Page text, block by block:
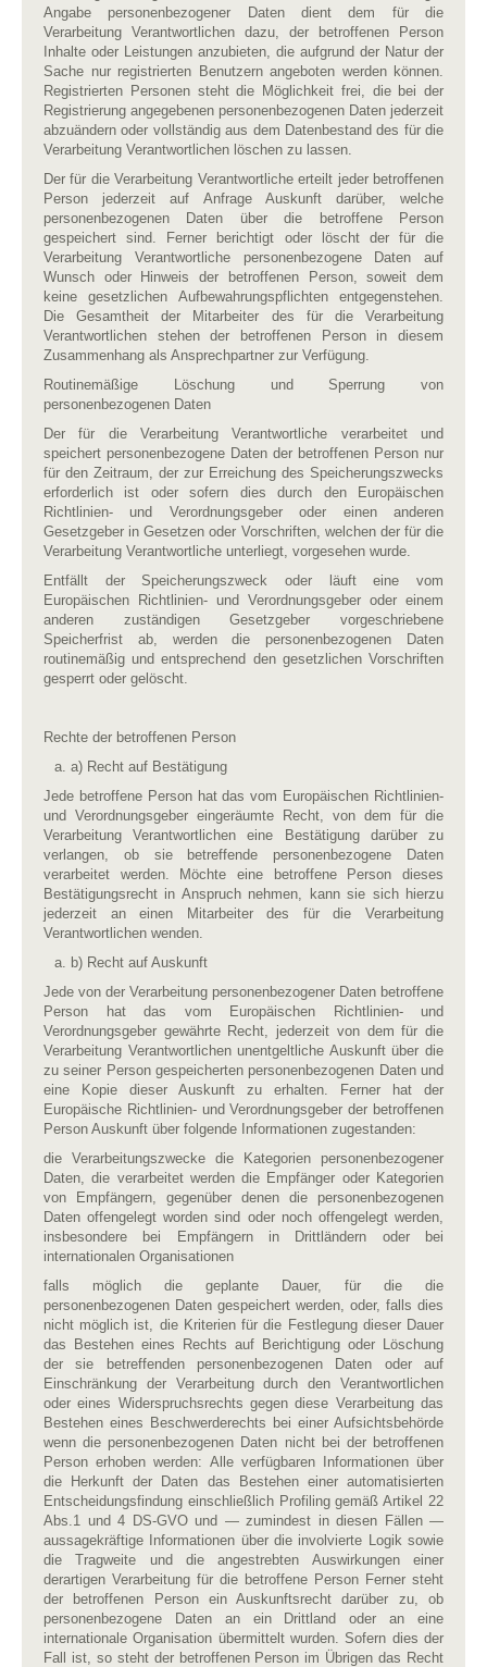
Angabe personenbezogener Daten dient dem für die
Verarbeitung Verantwortlichen dazu, der betroffenen Person
Inhalte oder Leistungen anzubieten, die aufgrund der Natur der
Sache nur registrierten Benutzern angeboten werden können.
Registrierten Personen steht die Möglichkeit frei, die bei der
Registrierung angegebenen personenbezogenen Daten jederzeit
abzuändern oder vollständig aus dem Datenbestand des für die
Verarbeitung Verantwortlichen löschen zu lassen.
Der für die Verarbeitung Verantwortliche erteilt jeder betroffenen
Person jederzeit auf Anfrage Auskunft darüber, welche
personenbezogenen Daten über die betroffene Person
gespeichert sind. Ferner berichtigt oder löscht der für die
Verarbeitung Verantwortliche personenbezogene Daten auf
Wunsch oder Hinweis der betroffenen Person, soweit dem
keine gesetzlichen Aufbewahrungspflichten entgegenstehen.
Die Gesamtheit der Mitarbeiter des für die Verarbeitung
Verantwortlichen stehen der betroffenen Person in diesem
Zusammenhang als Ansprechpartner zur Verfügung.
Routinemäßige Löschung und Sperrung von
personenbezogenen Daten
Der für die Verarbeitung Verantwortliche verarbeitet und
speichert personenbezogene Daten der betroffenen Person nur
für den Zeitraum, der zur Erreichung des Speicherungszwecks
erforderlich ist oder sofern dies durch den Europäischen
Richtlinien- und Verordnungsgeber oder einen anderen
Gesetzgeber in Gesetzen oder Vorschriften, welchen der für die
Verarbeitung Verantwortliche unterliegt, vorgesehen wurde.
Entfällt der Speicherungszweck oder läuft eine vom
Europäischen Richtlinien- und Verordnungsgeber oder einem
anderen zuständigen Gesetzgeber vorgeschriebene
Speicherfrist ab, werden die personenbezogenen Daten
routinemäßig und entsprechend den gesetzlichen Vorschriften
gesperrt oder gelöscht.
Rechte der betroffenen Person
a) Recht auf Bestätigung
Jede betroffene Person hat das vom Europäischen Richtlinien-
und Verordnungsgeber eingeräumte Recht, von dem für die
Verarbeitung Verantwortlichen eine Bestätigung darüber zu
verlangen, ob sie betreffende personenbezogene Daten
verarbeitet werden. Möchte eine betroffene Person dieses
Bestätigungsrecht in Anspruch nehmen, kann sie sich hierzu
jederzeit an einen Mitarbeiter des für die Verarbeitung
Verantwortlichen wenden.
b) Recht auf Auskunft
Jede von der Verarbeitung personenbezogener Daten betroffene
Person hat das vom Europäischen Richtlinien- und
Verordnungsgeber gewährte Recht, jederzeit von dem für die
Verarbeitung Verantwortlichen unentgeltliche Auskunft über die
zu seiner Person gespeicherten personenbezogenen Daten und
eine Kopie dieser Auskunft zu erhalten. Ferner hat der
Europäische Richtlinien- und Verordnungsgeber der betroffenen
Person Auskunft über folgende Informationen zugestanden:
die Verarbeitungszwecke die Kategorien personenbezogener
Daten, die verarbeitet werden die Empfänger oder Kategorien
von Empfängern, gegenüber denen die personenbezogenen
Daten offengelegt worden sind oder noch offengelegt werden,
insbesondere bei Empfängern in Drittländern oder bei
internationalen Organisationen
falls möglich die geplante Dauer, für die die
personenbezogenen Daten gespeichert werden, oder, falls dies
nicht möglich ist, die Kriterien für die Festlegung dieser Dauer
das Bestehen eines Rechts auf Berichtigung oder Löschung
der sie betreffenden personenbezogenen Daten oder auf
Einschränkung der Verarbeitung durch den Verantwortlichen
oder eines Widerspruchsrechts gegen diese Verarbeitung das
Bestehen eines Beschwerderechts bei einer Aufsichtsbehörde
wenn die personenbezogenen Daten nicht bei der betroffenen
Person erhoben werden: Alle verfügbaren Informationen über
die Herkunft der Daten das Bestehen einer automatisierten
Entscheidungsfindung einschließlich Profiling gemäß Artikel 22
Abs.1 und 4 DS-GVO und — zumindest in diesen Fällen —
aussagekräftige Informationen über die involvierte Logik sowie
die Tragweite und die angestrebten Auswirkungen einer
derartigen Verarbeitung für die betroffene Person Ferner steht
der betroffenen Person ein Auskunftsrecht darüber zu, ob
personenbezogene Daten an ein Drittland oder an eine
internationale Organisation übermittelt wurden. Sofern dies der
Fall ist, so steht der betroffenen Person im Übrigen das Recht